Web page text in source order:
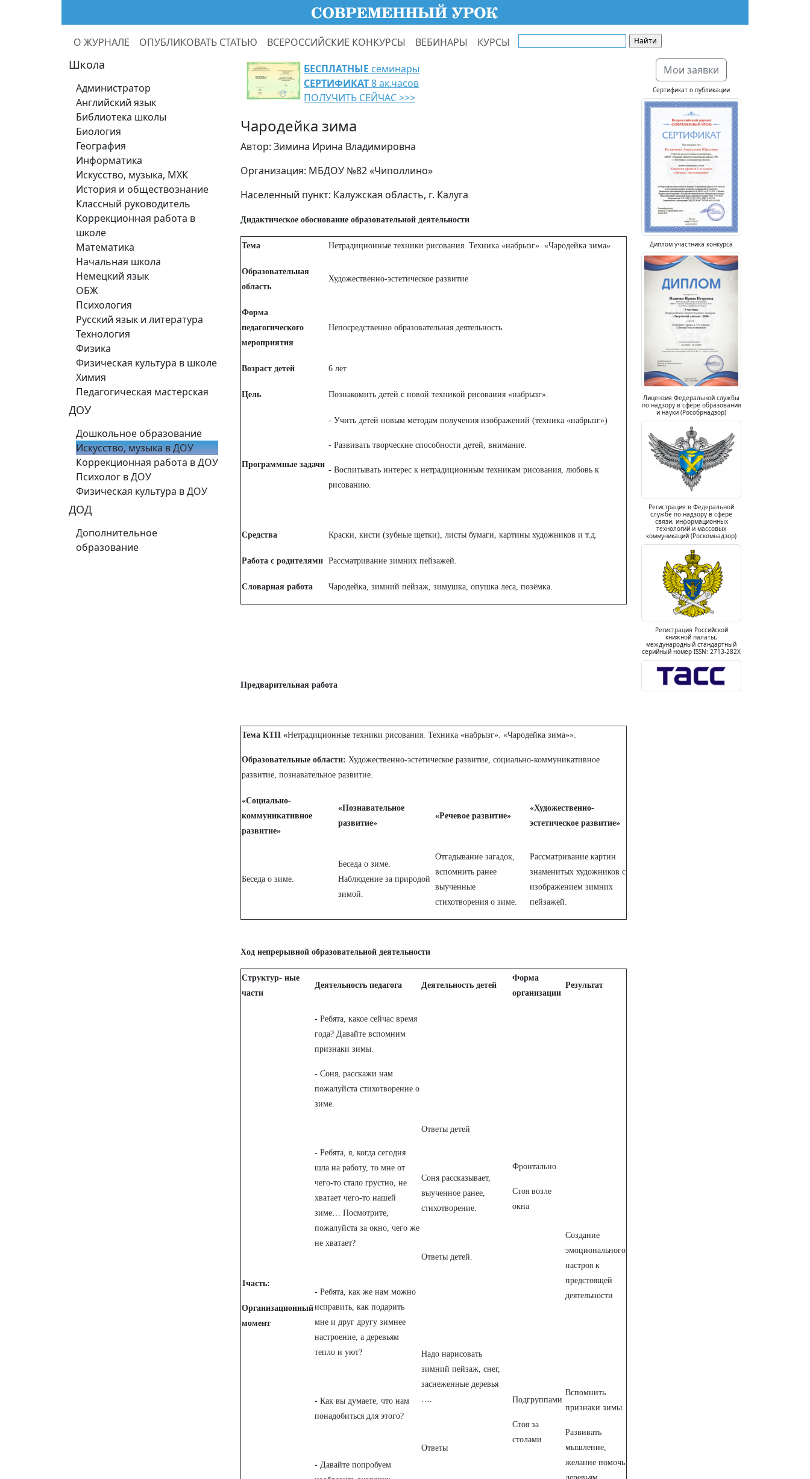
О ЖУРНАЛЕ ОПУБЛИКОВАТЬ СТАТЬЮ ВСЕРОССИЙСКИЕ КОНКУРСЫ ВЕБИНАРЫ КУРСЫ
Школа
Администратор
Английский язык
Библиотека школы
Биология
География
Информатика
Искусство, музыка, МХК
История и обществознание
Классный руководитель
Коррекционная работа в
школе
Математика
Начальная школа
Немецкий язык
ОБЖ
Психология
Русский язык и литература
Технология
Физика
Физическая культура в школе
Химия
Педагогическая мастерская
ДОУ
Дошкольное образование
Искусство, музыка в ДОУ
Коррекционная работа в ДОУ
Психолог в ДОУ
Физическая культура в ДОУ
ДОД
Дополнительное
образование
БЕСПЛАТНЫЕ семинары
СЕРТИФИКАТ8 ак.часов
ПОЛУЧИТЬ СЕЙЧАС >>>
Чародейка зима
Автор: Зимина Ирина Владимировна
Организация: МБДОУ №82 «Чиполлино»
Населенный пункт: Калужская область, г. Калуга
Дидактическое обоснование образовательной деятельности
Тема Нетрадиционные техники рисования. Техника «набрызг». «Чародейка зима»
Образовательная
область
Художественно-эстетическое развитие
Форма
педагогического
мероприятия
Непосредственно образовательная деятельность
Возраст детей 6 лет
Цель Познакомить детей с новой техникой рисования «набрызг».
Программные задачи
- Учить детей новым методам получения изображений (техника «набрызг»)
- Развивать творческие способности детей, внимание.
- Воспитывать интерес к нетрадиционным техникам рисования, любовь к
рисованию.
Средства Краски, кисти (зубные щетки), листы бумаги, картины художников и т.д.
Работа с родителями Рассматривание зимних пейзажей.
Словарная работа Чародейка, зимний пейзаж, зимушка, опушка леса, позёмка.
Предварительная работа
Тема КТП «Нетрадиционные техники рисования. Техника «набрызг». «Чародейка зима»».
Образовательные области: Художественно-эстетическое развитие, социально-коммуникативное
развитие, познавательное развитие.
«Социально-
коммуникативное
развитие»
«Познавательное
развитие»
«Речевое развитие»
«Художественно-
эстетическое развитие»
Беседа о зиме.
Беседа о зиме.
Наблюдение за природой
зимой.
Отгадывание загадок,
вспомнить ранее
выученные
стихотворения о зиме.
Рассматривание картин
знаменитых художников с
изображением зимних
пейзажей.
Ход непрерывной образовательной деятельности
Структур- ные
части
Деятельность педагога Деятельность детей
Форма
организации
Результат
1часть:
Организационный
момент
- Ребята, какое сейчас время
года? Давайте вспомним
признаки зимы.
- Соня, расскажи нам
пожалуйста стихотворение о
зиме.
- Ребята, я, когда сегодня
шла на работу, то мне от
чего-то стало грустно, не
хватает чего-то нашей
зиме… Посмотрите,
пожалуйста за окно, чего же
не хватает?
- Ребята, как же нам можно
исправить, как подарить
мне и друг другу зимнее
настроение, а деревьям
тепло и уют?
- Как вы думаете, что нам
понадобиться для этого?
- Давайте попробуем
Ответы детей
Соня рассказывает,
выученное ранее,
стихотворение.
Ответы детей.
Надо нарисовать
зимний пейзаж, снег,
заснеженные деревья
….
Ответы
Фронтально
Стоя возле
окна
Подгруппами
Стоя за
столами
Создание
эмоционального
настроя к
предстоящей
деятельности
Вспомнить
признаки зимы.
Развивать
мышление,
желание помочь
Мои заявки
Сертификат о публикации
Диплом участника конкурса
Лицензия Федеральной службы
по надзору в сфере образования
и науки (Рособрнадзор)
Регистрация в Федеральной
службе по надзору в сфере
связи, информационных
технологий и массовых
коммуникаций (Роскомнадзор)
Регистрация Российской
книжной палаты,
международный стандартный
серийный номер ISSN: 2713-282X